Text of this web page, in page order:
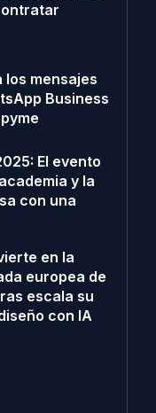
los mensajes
Business
El evento
y la
con una
en la
europea de
escala su
con IA